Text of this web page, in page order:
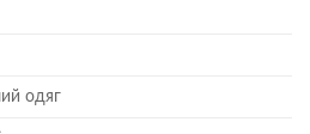
одяг